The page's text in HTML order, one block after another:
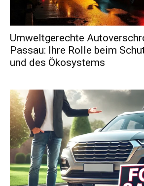
Umweltgerechte
Passau: Ihre Rolle beim
und des Ökosystems